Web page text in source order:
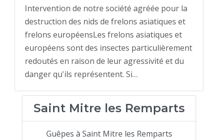
Intervention de notre société agréée pour la
destruction des nids de frelons asiatiques et
frelons européensLes frelons asiatiques et
européens sont des insectes particulièrement
redoutés en raison de leur agressivité et du
danger qu'ils représentent. Si…
Saint Mitre les Remparts
Guêpes à Saint Mitre les Remparts